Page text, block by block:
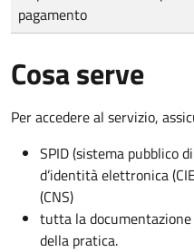
pagamento
Cosa serve
Per accedere al servizio,
SPID (sistema pubblico
d’identità elettronica
(CNS)
tutta la
della pratica.